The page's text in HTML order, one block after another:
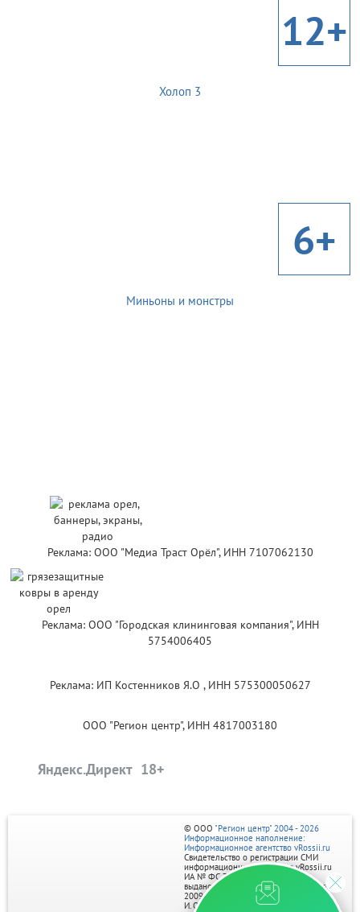
12+
Холоп 3
6+
Миньоны и монстры
Реклама: ООО "Медиа Траст Орёл", ИНН 7107062130
Реклама: ООО "Городская клининговая компания", ИНН
5754006405
Реклама: ИП Костенников Я.О , ИНН 575300050627
ООО "Регион центр", ИНН 4817003180
Яндекс.Директ
© ООО "Регион центр" 2004 - 2026
Информационное наполнение:
Информационное агентство vRossii.ru
Свидетельство о регистрации СМИ
информационного агентства vRossii.ru
ИА № ФС 77‑35502
выдано РОСКОМНАДЗОРом 04 марта
2009г.
И. О. Главного редактора Нарыков А. Н.